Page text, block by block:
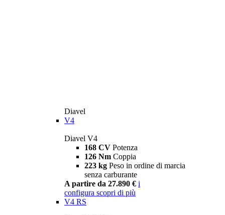
Diavel
V4
Diavel V4
168 CV Potenza
126 Nm Coppia
223 kg Peso in ordine di marcia
senza carburante
A partire da 27.890 € i
configura scopri di più
V4 RS